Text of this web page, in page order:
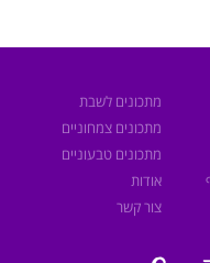
מתכונים לשבת
מתכונים צמחוניים
מתכונים טבעוניים
אודות
צור קשר